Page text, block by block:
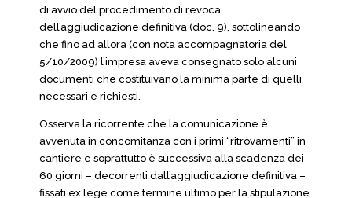
di avvio del procedimento di revoca
dell’aggiudicazione definitiva (doc. 9), sottolineando
che fino ad allora (con nota accompagnatoria del
5/10/2009) l’impresa aveva consegnato solo alcuni
documenti che costituivano la minima parte di quelli
necessari e richiesti.
Osserva la ricorrente che la comunicazione è
avvenuta in concomitanza con i primi “ritrovamenti” in
cantiere e soprattutto è successiva alla scadenza dei
60 giorni – decorrenti dall’aggiudicazione definitiva –
fissati ex lege come termine ultimo per la stipulazione